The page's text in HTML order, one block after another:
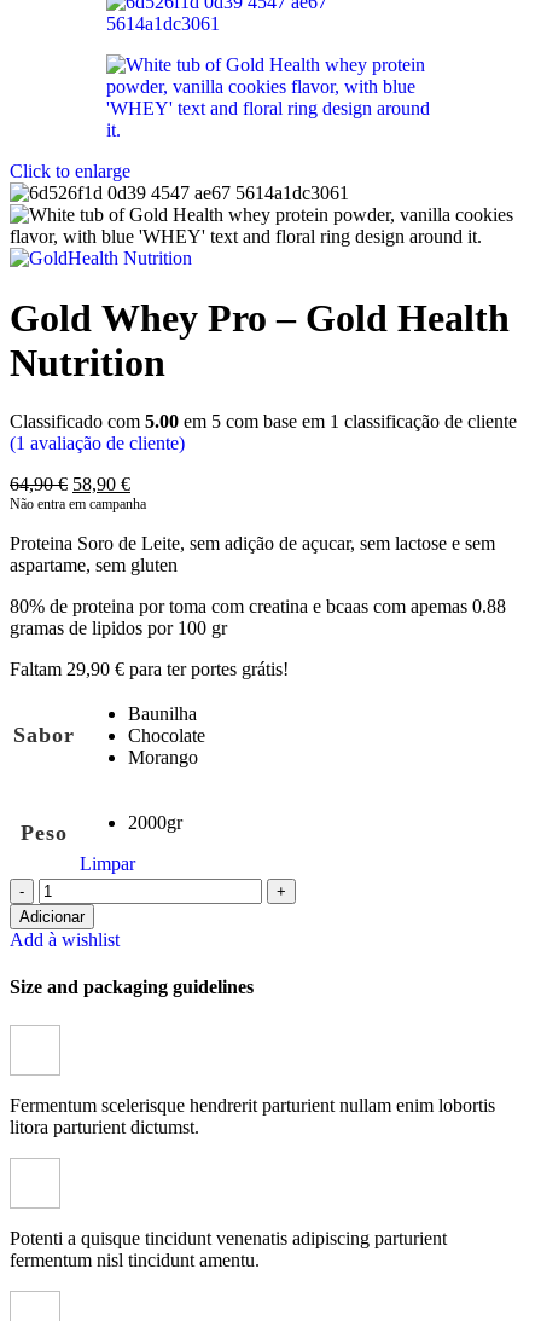
era:
Click to enlarge
Gold Whey Pro – Gold Health
Nutrition
Classificado com 5.00 em 5 com base em 1 classificação de cliente
(1 avaliação de cliente)
64,90€ O
preço
era:
64,90 €.
58,90 €O
preço
é:
58,90 €.
Proteina Soro de Leite, sem adição de açucar, sem lactose e sem
aspartame, sem gluten
80% de proteina por toma com creatina e bcaas com apemas 0.88
gramas de lipidos por 100 gr
Faltam 29,90 € para ter portes grátis!
Sabor
Baunilha
Chocolate
Morango
Peso
2000gr
Limpar
Quantidade
de
Gold
Pro
Nutrition
Adicionar
Add à wishlist
Size and packaging guidelines
Fermentum scelerisque hendrerit parturient nullam enim lobortis
litora parturient dictumst.
Potenti a quisque tincidunt venenatis adipiscing parturient
fermentum nisl tincidunt amentu.